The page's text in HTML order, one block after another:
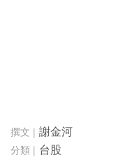
謝金河
台股